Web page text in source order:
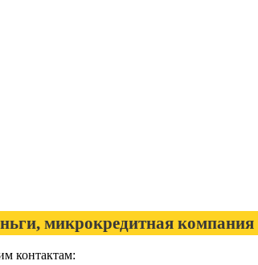
микрокредитная компания
контактам: